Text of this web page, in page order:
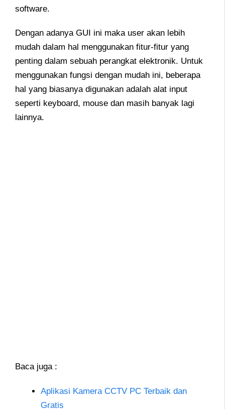
software.
Dengan adanya GUI ini maka user akan lebih
mudah dalam hal menggunakan fitur-fitur yang
penting dalam sebuah perangkat elektronik. Untuk
menggunakan fungsi dengan mudah ini, beberapa
hal yang biasanya digunakan adalah alat input
seperti keyboard, mouse dan masih banyak lagi
lainnya.
Baca juga :
Aplikasi Kamera CCTV PC Terbaik dan
Gratis